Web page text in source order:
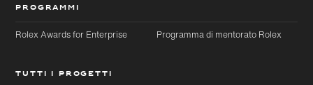
PROGRAMMI
Rolex Awards for Enterprise Programma di mentorato Rolex
TUTTI I PROGETTI